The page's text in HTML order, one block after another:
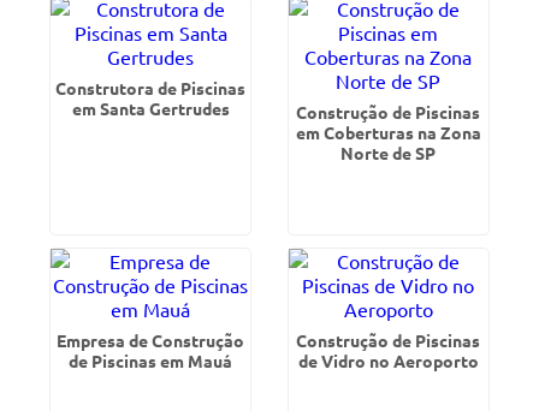
Construtora de Piscinas
em Santa Gertrudes
Construção de Piscinas
em Coberturas na Zona
Norte de SP
Empresa de Construção
de Piscinas em Mauá
Construção de Piscinas
de Vidro no Aeroporto